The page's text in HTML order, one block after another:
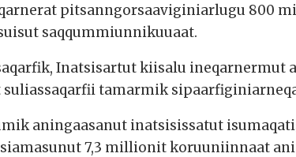
pitsanngorsaaviginiarlugu 800
saqqummiunnikuuaat.
Inatsisartut kiisalu
suliassaqarfii tamarmik
aningaasanut inatsisissatut
7,3 millionit koruuniinnaat